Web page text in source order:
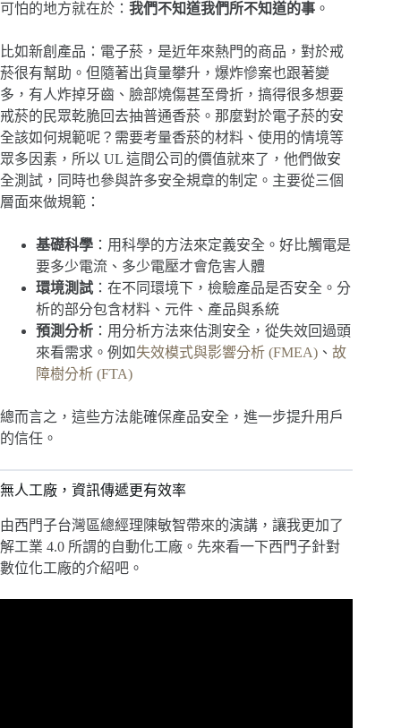
可怕的地方就在於： 我們不知道我們所不知道的事 。
比如新創產品：電子菸，是近年來熱門的商品，對於戒
菸很有幫助。但隨著出貨量攀升，爆炸慘案也跟著變
多，有人炸掉牙齒、臉部燒傷甚至骨折，搞得很多想要
戒菸的民眾乾脆回去抽普通香菸。那麼對於電子菸的安
全該如何規範呢？需要考量香菸的材料、使用的情境等
眾多因素，所以 UL 這間公司的價值就來了，他們做安
全測試，同時也參與許多安全規章的制定。主要從三個
層面來做規範：
基礎科學 ：用科學的方法來定義安全。好比觸電是
要多少電流、多少電壓才會危害人體
環境測試 ：在不同環境下，檢驗產品是否安全。分
析的部分包含材料、元件、產品與系統
預測分析 ：用分析方法來估測安全，從失效回過頭
來看需求。例如失效模式與影響分析 (FMEA) 、 故
障樹分析 (FTA)
總而言之，這些方法能確保產品安全，進一步提升用戶
的信任。
無人工廠，資訊傳遞更有效率
由西門子台灣區總經理陳敏智帶來的演講，讓我更加了
解工業 4.0 所謂的自動化工廠。先來看一下西門子針對
數位化工廠的介紹吧。